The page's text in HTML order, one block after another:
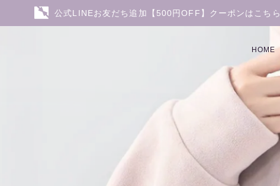
公式LINEお友だち追加【500円OFF】クーポンはこちら
HOME